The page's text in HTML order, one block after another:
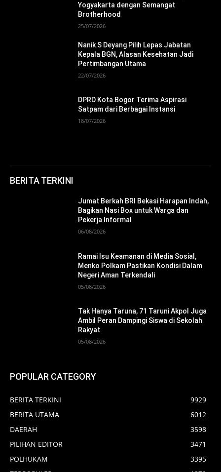
Yogyakarta dengan Semangat
Brotherhood
25/07/2026
Nanik S Deyang Pilih Lepas Jabatan
Kepala BGN, Alasan Kesehatan Jadi
Pertimbangan Utama
22/07/2026
DPRD Kota Bogor Terima Aspirasi
Satpam dari Berbagai Instansi
18/07/2026
BERITA TERKINI
Jumat Berkah BRI Bekasi Harapan Indah,
Bagikan Nasi Box untuk Warga dan
Pekerja Informal
06/08/2026
Ramai Isu Keamanan di Media Sosial,
Menko Polkam Pastikan Kondisi Dalam
Negeri Aman Terkendali
05/08/2026
Tak Hanya Taruna, 71 Taruni Akpol Juga
Ambil Peran Dampingi Siswa di Sekolah
Rakyat
05/08/2026
POPULAR CATEGORY
BERITA TERKINI
9929
BERITA UTAMA
6012
DAERAH
3598
PILIHAN EDITOR
3471
POLHUKAM
3395